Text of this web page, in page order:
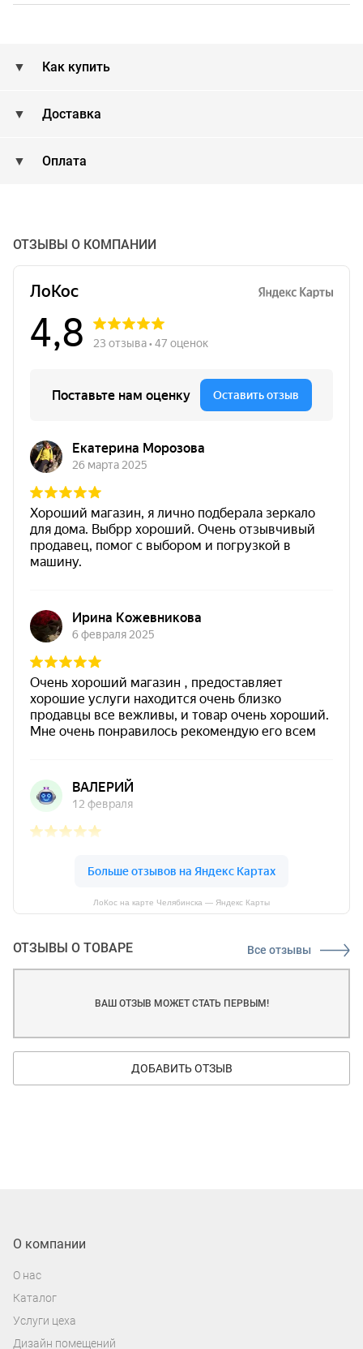
Как купить
Доставка
Оплата
ОТЗЫВЫ О КОМПАНИИ
ЛоКос на карте Челябинска — Яндекс Карты
ОТЗЫВЫ О ТОВАРЕ Все отзывы
ВАШ ОТЗЫВ МОЖЕТ СТАТЬ ПЕРВЫМ!
ДОБАВИТЬ ОТЗЫВ
О компании
О нас
Каталог
Услуги цеха
Дизайн помещений